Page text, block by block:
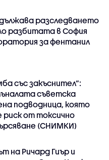
разследването
разбитата в София
за фентанил
със закъснител“:
съветска
подводница, която
риск от токсично
(СНИМКИ)
на Ричард Гиър и